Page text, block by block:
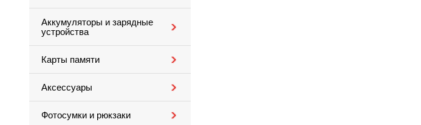
Аккумуляторы и зарядные
устройства
Карты памяти
Аксессуары
Фотосумки и рюкзаки